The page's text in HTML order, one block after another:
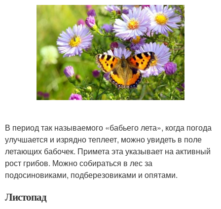
В период так называемого «бабьего лета», когда погода
улучшается и изрядно теплеет, можно увидеть в поле
летающих бабочек. Примета эта указывает на активный
рост грибов. Можно собираться в лес за
подосиновиками, подберезовиками и опятами.
Листопад